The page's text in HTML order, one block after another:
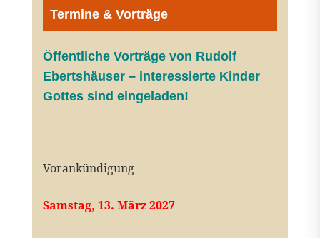
Termine & Vorträge
Öffentliche Vorträge von Rudolf
Ebertshäuser – interessierte Kinder
Gottes sind eingeladen!
Vorankündigung
Samstag, 13. März 2027